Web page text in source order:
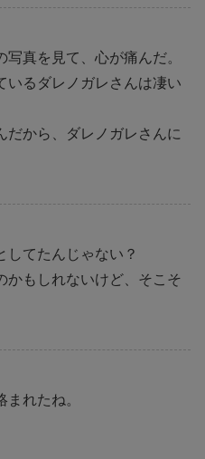
真を見て、心が痛んだ。
いるダレノガレさんは凄い
だから、ダレノガレさんに
してたんじゃない？
かもしれないけど、そこそ
れたね。